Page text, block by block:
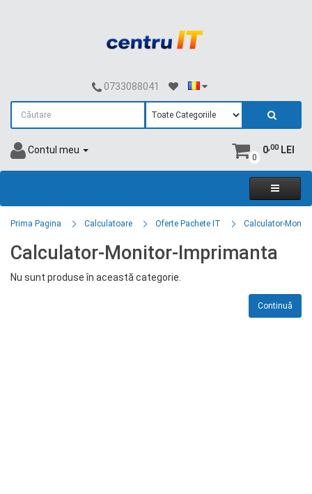
0733088041
Contul meu
0
0,00LEI
Prima Pagina Calculatoare Oferte Pachete IT Calculator-
Calculator-Monitor-Imprimanta
Nu sunt produse în această categorie.
Continuă